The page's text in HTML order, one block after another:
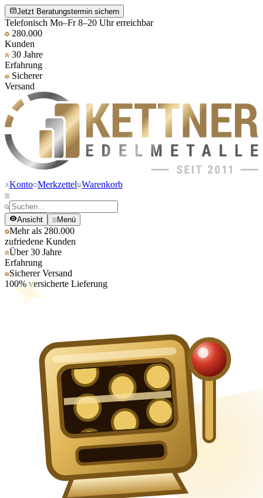
Jetzt Beratungstermin sichern
Telefonisch Mo–Fr 8–20 Uhr erreichbar
280.000
Kunden
30 Jahre
Erfahrung
Sicherer
Versand
Konto Merkzettel Warenkorb
Ansicht Menü
Mehr als 280.000
zufriedene Kunden
Über 30 Jahre
Erfahrung
Sicherer Versand
100% versicherte Lieferung